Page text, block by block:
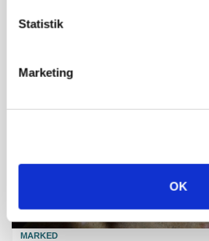
Statistik
Marketing
OK
skadedyrsrisici
MARKED